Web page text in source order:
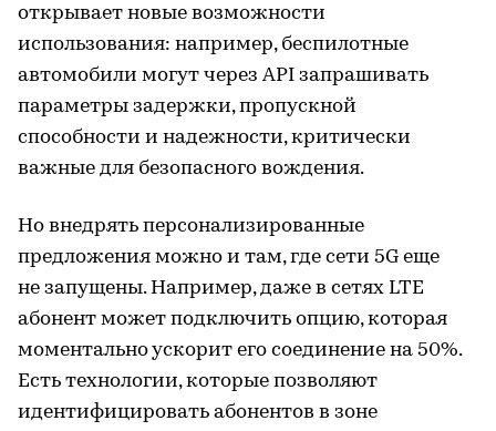
открывает новые возможности
использования: например, беспилотные
автомобили могут через API запрашивать
параметры задержки, пропускной
способности и надежности, критически
важные для безопасного вождения.
Но внедрять персонализированные
предложения можно и там, где сети 5G еще
не запущены. Например, даже в сетях LTE
абонент может подключить опцию, которая
моментально ускорит его соединение на 50%.
Есть технологии, которые позволяют
идентифицировать абонентов в зоне